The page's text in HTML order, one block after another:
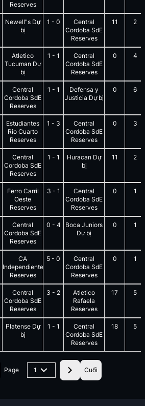
Reserves
Newell"s Dự
bị
1 - 0
Central
Cordoba SdE
Reserves
11 2
Atletico
Tucuman Dự
bị
1 - 1
Central
Cordoba SdE
Reserves
0 4
Central
Cordoba SdE
Reserves
1 - 1
Defensa y
Justicia Dự bị
0 6
Estudiantes
Rio Cuarto
Reserves
1 - 3
Central
Cordoba SdE
Reserves
0 3
Central
Cordoba SdE
Reserves
1 - 1
Huracan Dự
bị
11 2
Ferro Carril
Oeste
Reserves
3 - 1
Central
Cordoba SdE
Reserves
0 1
Central
Cordoba SdE
Reserves
0 - 4
Boca Juniors
Dự bị
0 1
CA
Independiente
Reserves
5 - 0
Central
Cordoba SdE
Reserves
0 1
Central
Cordoba SdE
Reserves
3 - 2
Atletico
Rafaela
Reserves
17 5
Platense Dự
bị
1 - 1
Central
Cordoba SdE
Reserves
18 5
Page 1 Cuối